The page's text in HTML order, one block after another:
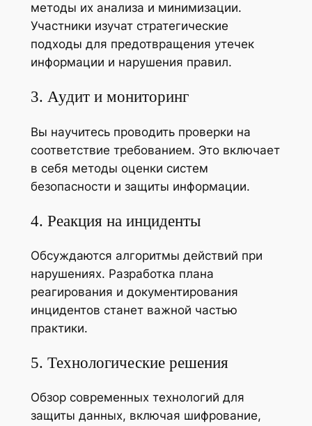
методы их анализа и минимизации.
Участники изучат стратегические
подходы для предотвращения утечек
информации и нарушения правил.
3. Аудит и мониторинг
Вы научитесь проводить проверки на
соответствие требованием. Это включает
в себя методы оценки систем
безопасности и защиты информации.
4. Реакция на инциденты
Обсуждаются алгоритмы действий при
нарушениях. Разработка плана
реагирования и документирования
инцидентов станет важной частью
практики.
5. Технологические решения
Обзор современных технологий для
защиты данных, включая шифрование,